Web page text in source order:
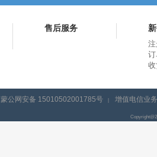
售后服务
蒙公网安备 15010502001785号 | 增值电信业